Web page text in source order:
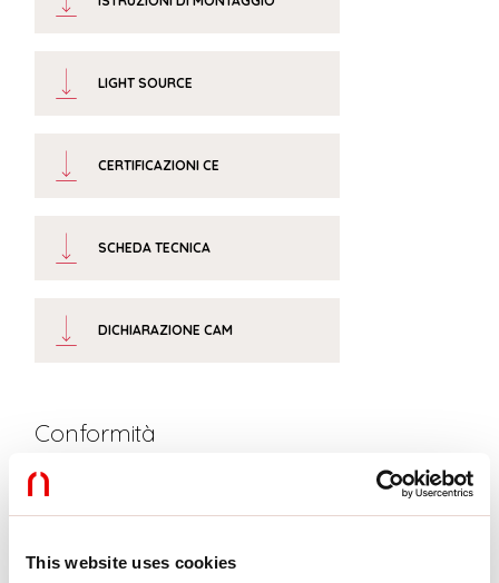
This website uses cookies
LIGHT SOURCE
CERTIFICAZIONI CE
SCHEDA TECNICA
DICHIARAZIONE CAM
Conformità
CEI EN 60598-1:2021 + A11:2023, CEI EN 60598-2-1:2022